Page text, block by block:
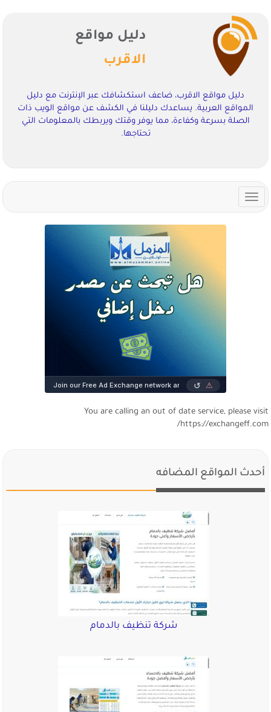
دليل مواقع
الاقرب
دليل مواقع الاقرب، ضاعف استكشافك عبر الإنترنت مع دليل
المواقع العربية. يساعدك دليلنا في الكشف عن مواقع الويب ذات
الصلة بسرعة وكفاءة، مما يوفر وقتك ويربطك بالمعلومات التي
تحتاجها.
Toggle
navigation
You are calling an out of date service, please visit
https://exchangeff.com/
أحدث المواقع المضافه
شركة تنظيف بالدمام